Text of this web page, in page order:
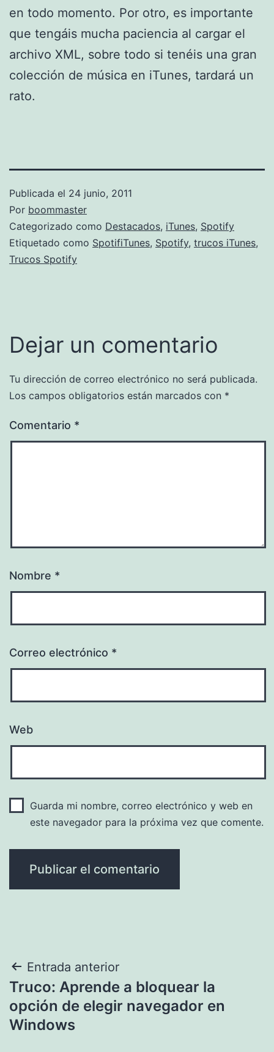
en todo momento. Por otro, es importante
que tengáis mucha paciencia al cargar el
archivo XML, sobre todo si tenéis una gran
colección de música en iTunes, tardará un
rato.
Publicada el 24 junio, 2011
Por boommaster
Categorizado como Destacados, iTunes, Spotify
Etiquetado como SpotifiTunes, Spotify, trucos iTunes,
Trucos Spotify
Dejar un comentario
Tu dirección de correo electrónico no será publicada.
Los campos obligatorios están marcados con *
Comentario *
Nombre *
Correo electrónico *
Web
Guarda mi nombre, correo electrónico y web en
este navegador para la próxima vez que comente.
Navegación
de
entradas
Entrada anterior
Truco: Aprende a bloquear la
opción de elegir navegador en
Windows